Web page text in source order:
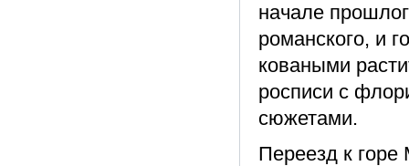
начале
романского, и
коваными
росписи с
сюжетами.
Переезд к горе